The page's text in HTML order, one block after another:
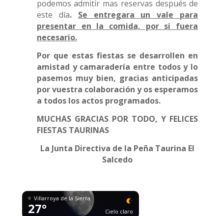
podemos admitir mas reservas después de
este día. Se entregara un vale para
presentar en la comida, por si fuera
necesario.
Por que estas fiestas se desarrollen en
amistad y camaradería entre todos y lo
pasemos muy bien, gracias anticipadas
por vuestra colaboración y os esperamos
a todos los actos programados.
MUCHAS GRACIAS POR TODO, Y FELICES
FIESTAS TAURINAS
La Junta Directiva de la Peña Taurina El
Salcedo
Villarroya de la Sierra
27° Cielo claro